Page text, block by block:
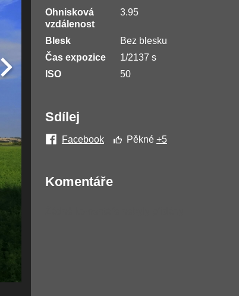
Ohnisková
vzdálenost
3.95
Blesk
Bez blesku
Čas expozice
1/2137 s
ISO
50
Sdílej
Facebook Pěkné +5
Komentáře